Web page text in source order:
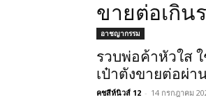
ขายต่อเกิน
อาชญากรรม
รวบพ่อค้าหัวใส
เป๋าตังขายต่อผ่า
คชสีห์นิวส์ 12 - 14 กรกฎาคม